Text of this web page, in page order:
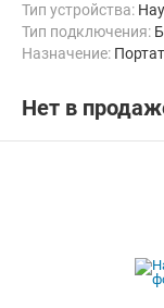
Тип устройства:
Тип подключения:
Назначение:
Нет в